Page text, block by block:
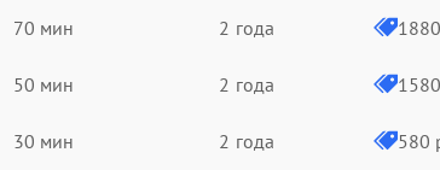
70 мин 2 года
50 мин 2 года
30 мин 2 года 580